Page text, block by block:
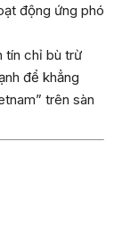
động ứng phó
tín chỉ bù trừ
để khẳng
trên sàn